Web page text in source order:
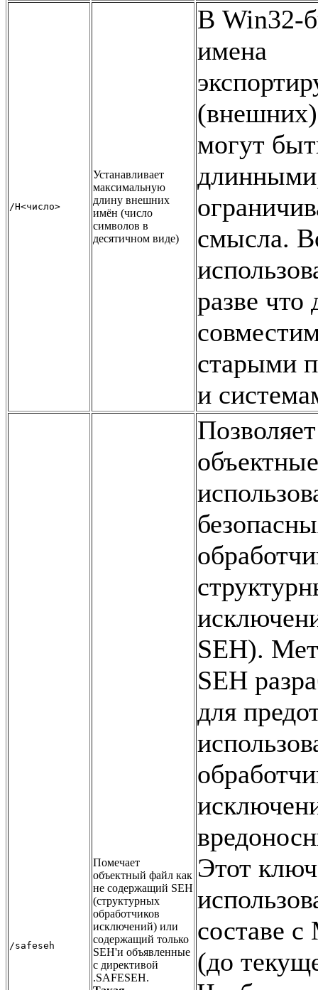
/H<число>
Устанавливает
максимальную
длину внешних
имён (число
символов в
десятичном виде)
В Win32-
имена
могут
смысла.
разве что
старыми
и
/safeseh
Помечает
объектный файл как
не содержащий SEH
(структурных
обработчиков
исключений) или
содержащий только
SEH'и объявленные
с директивой
.SAFESEH.
SEH).
SEH
для
Этот
составе
(до